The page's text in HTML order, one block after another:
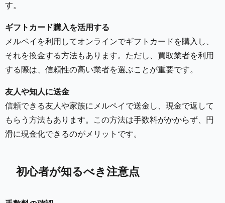
す。
ギフトカード購入を活用する
メルペイを利用してオンラインでギフトカードを購入し、
それを換金する方法もあります。ただし、買取業者を利用
する際は、信頼性の高い業者を選ぶことが重要です。
友人や知人に送金
信頼できる友人や家族にメルペイで送金し、現金で返して
もらう方法もあります。この方法は手数料がかからず、円
滑に現金化できるのがメリットです。
初心者が知るべき注意点